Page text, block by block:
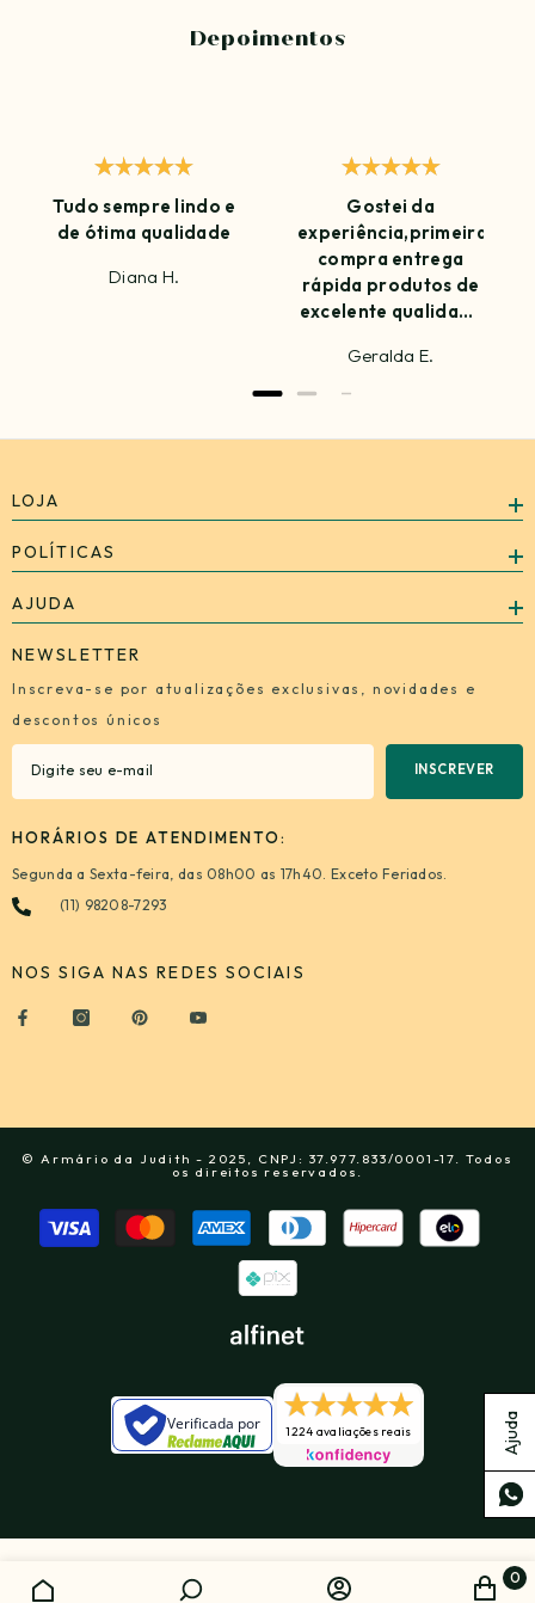
Depoimentos
Tudo sempre lindo e
de ótima qualidade
Diana H.
Gostei da
experiência,primeira
compra entrega
rápida produtos de
excelente qualidade
ansiosa para
Geralda E.
LOJA
POLÍTICAS
AJUDA
NEWSLETTER
Inscreva-se por atualizações exclusivas, novidades e
descontos únicos
INSCREVER
HORÁRIOS DE ATENDIMENTO:
Segunda a Sexta-feira, das 08h00 as 17h40. Exceto Feriados.
(11) 98208-7293
NOS SIGA NAS REDES SOCIAIS
© Armário da Judith - 2025, CNPJ: 37.977.833/0001-17. Todos
os direitos reservados.
Formas
de
pagamento
Verificada por 1224 avaliações reais
0
0
Ajuda